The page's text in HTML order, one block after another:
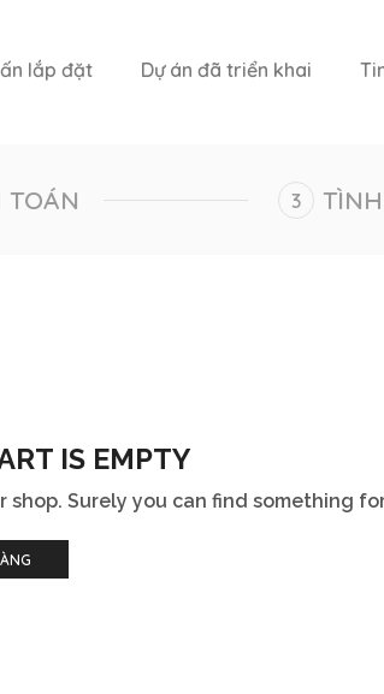
lắp đặt Dự án đã triển khai
TOÁN
IS EMPTY
Surely you can find something